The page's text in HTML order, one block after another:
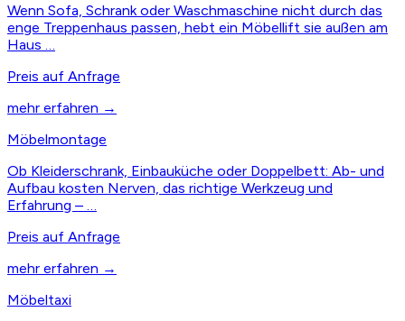
Wenn Sofa, Schrank oder Waschmaschine nicht durch das
enge Treppenhaus passen, hebt ein Möbellift sie außen am
Haus …
Preis auf Anfrage
mehr erfahren →
Möbelmontage
Ob Kleiderschrank, Einbauküche oder Doppelbett: Ab- und
Aufbau kosten Nerven, das richtige Werkzeug und
Erfahrung – …
Preis auf Anfrage
mehr erfahren →
Möbeltaxi